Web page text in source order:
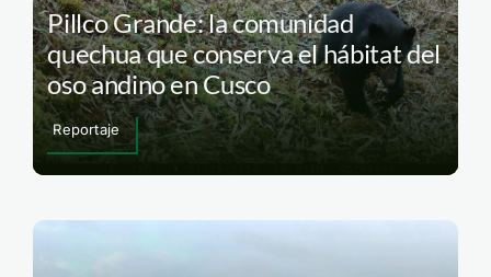
Pillco Grande: la comunidad
quechua que conserva el hábitat del
oso andino en Cusco
Reportaje